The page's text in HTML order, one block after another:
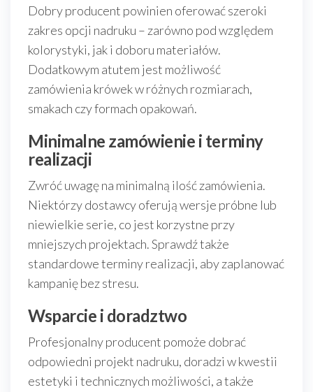
Dobry producent powinien oferować szeroki
zakres opcji nadruku – zarówno pod względem
kolorystyki, jak i doboru materiałów.
Dodatkowym atutem jest możliwość
zamówienia krówek w różnych rozmiarach,
smakach czy formach opakowań.
Minimalne zamówienie i terminy
realizacji
Zwróć uwagę na minimalną ilość zamówienia.
Niektórzy dostawcy oferują wersje próbne lub
niewielkie serie, co jest korzystne przy
mniejszych projektach. Sprawdź także
standardowe terminy realizacji, aby zaplanować
kampanię bez stresu.
Wsparcie i doradztwo
Profesjonalny producent pomoże dobrać
odpowiedni projekt nadruku, doradzi w kwestii
estetyki i technicznych możliwości, a także